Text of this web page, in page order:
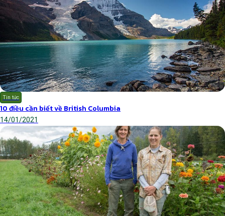
Tin tức
10 điều cần biết về British Columbia
14/01/2021